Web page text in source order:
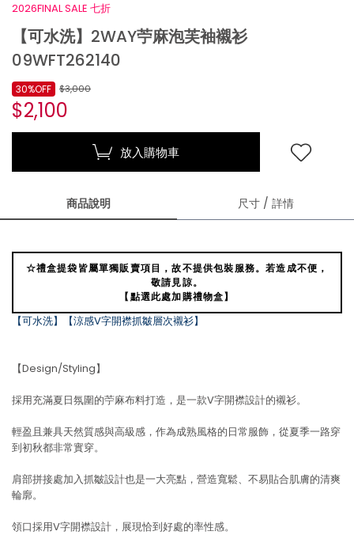
2026FINAL SALE 七折
【可水洗】2WAY苧麻泡芙袖襯衫
09WFT262140
$3,000
$2,100
30%OFF
放入購物車
商品說明 尺寸 / 詳情
☆禮盒提袋皆屬單獨販賣項目，故不提供包裝服務。若造成不便，
敬請見諒。
【點選此處加購禮物盒】
【可水洗】【涼感V字開襟抓皺層次襯衫】
【Design/Styling】
採用充滿夏日氛圍的苧麻布料打造，是一款V字開襟設計的襯衫。
輕盈且兼具天然質感與高級感，作為成熟風格的日常服飾，從夏季一路穿
到初秋都非常實穿。
肩部拼接處加入抓皺設計也是一大亮點，營造寬鬆、不易貼合肌膚的清爽
輪廓。
領口採用V字開襟設計，展現恰到好處的率性感。